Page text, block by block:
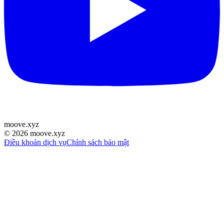
moove.xyz
© 2026 moove.xyz
Điều khoản dịch vụChính sách bảo mật